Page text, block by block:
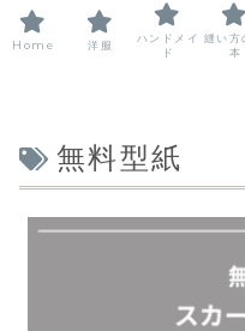
無料型紙
Home 洋服
ハンドメイ
ド
縫い方
本